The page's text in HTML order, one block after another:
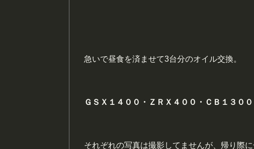
急いで昼食を済ませて3台分のオイル交換。
ＧＳＸ１４００・ＺＲＸ４００・ＣＢ１３００
それぞれの写真は撮影してませんが、帰り際